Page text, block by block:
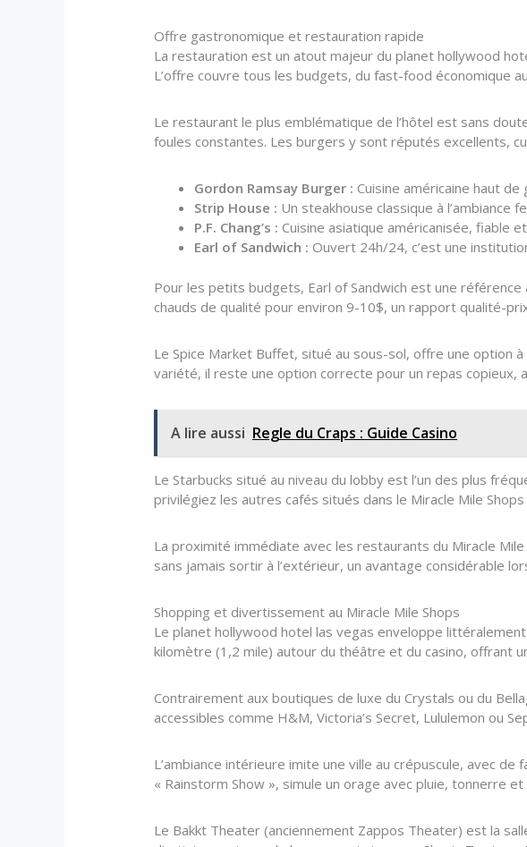
Offre gastronomique et restauration rapide
La restauration est un atout majeur du planet hollywood
L’offre couvre tous les budgets, du fast-food économique
Le restaurant le plus emblématique de l’hôtel est sans
foules constantes. Les burgers y sont réputés excellents,
Gordon Ramsay Burger : Cuisine américaine haut
Strip House : Un steakhouse classique à
P.F. Chang’s : Cuisine asiatique américanisée, fiable
Earl of Sandwich : Ouvert 24h/24, c’est une
Pour les petits budgets, Earl of Sandwich est une
chauds de qualité pour environ 9-10$, un rapport qualité-
Le Spice Market Buffet, situé au sous-sol, offre une option
variété, il reste une option correcte pour un repas copieux,
A lire aussi Regle du Craps : Guide Casino
Le Starbucks situé au niveau du lobby est l’un des plus
privilégiez les autres cafés situés dans le Miracle Mile
La proximité immédiate avec les restaurants du Miracle
sans jamais sortir à l’extérieur, un avantage considérable
Shopping et divertissement au Miracle Mile Shops
Le planet hollywood hotel las vegas enveloppe
kilomètre (1,2 mile) autour du théâtre et du casino, offrant
Contrairement aux boutiques de luxe du Crystals ou du
accessibles comme H&M, Victoria’s Secret, Lululemon ou
L’ambiance intérieure imite une ville au crépuscule, avec
« Rainstorm Show », simule un orage avec pluie, tonnerre
Le Bakkt Theater (anciennement Zappos Theater) est la